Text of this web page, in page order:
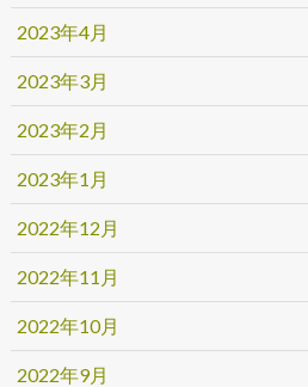
2023年4月
2023年3月
2023年2月
2023年1月
2022年12月
2022年11月
2022年10月
2022年9月